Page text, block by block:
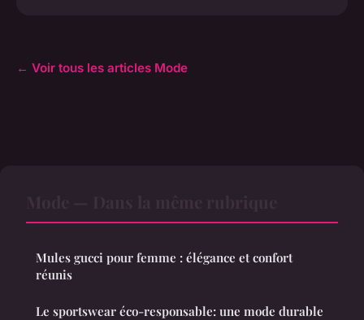
← Voir tous les articles Mode
Mules gucci pour femme : élégance et confort
réunis
Le sportswear éco-responsable: une mode durable